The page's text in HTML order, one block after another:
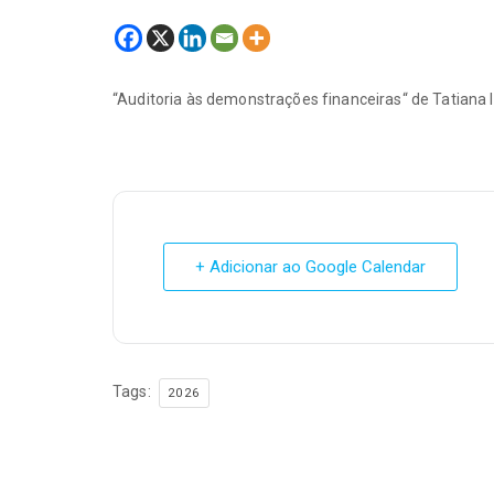
“Auditoria às demonstrações financeiras“ de
+ Adicionar ao Google Calendar
Tags: 2026